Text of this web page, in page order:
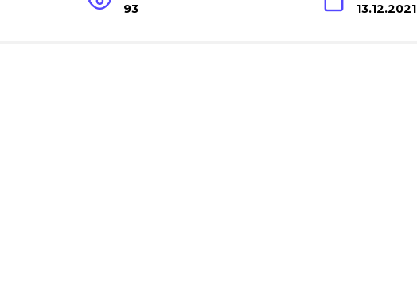
93 13.12.2021